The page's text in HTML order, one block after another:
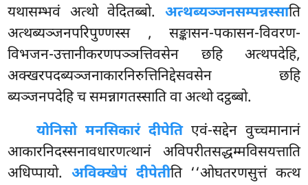
यथासम्भवं अत्थो वेदितब्बो. अत्थब्यञ्जनसम्पन्नस्साति
अत्थब्यञ्जनपरिपुण्णस्स , सङ्कासन-पकासन-विवरण-
विभजन-उत्तानीकरणपञ्ञत्तिवसेन छहि अत्थपदेहि,
अक्खरपदब्यञ्जनाकारनिरुत्तिनिद्देसवसेन छहि
ब्यञ्जनपदेहि च समन्नागतस्साति वा अत्थो दट्ठब्बो.
योनिसो मनसिकारं दीपेतिएवं-सद्देन वुच्चमानानं
आकारनिदस्सनावधारणत्थानं अविपरीतसद्धम्मविसयत्ताति
अधिप्पायो. अविक्खेपं दीपेतीति ‘‘ओघतरणसुत्तं कत्थ